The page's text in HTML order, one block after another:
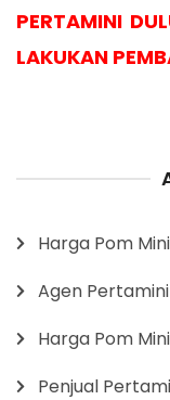
PERTAMINI
LAKUKAN
Harga Pom
Agen
Harga Pom
Penjual